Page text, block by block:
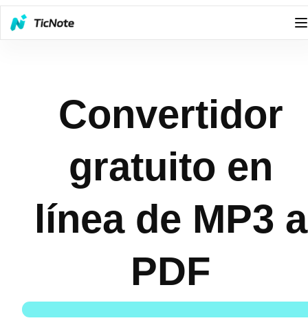
Convertidor
gratuito en
línea de MP3 a
PDF